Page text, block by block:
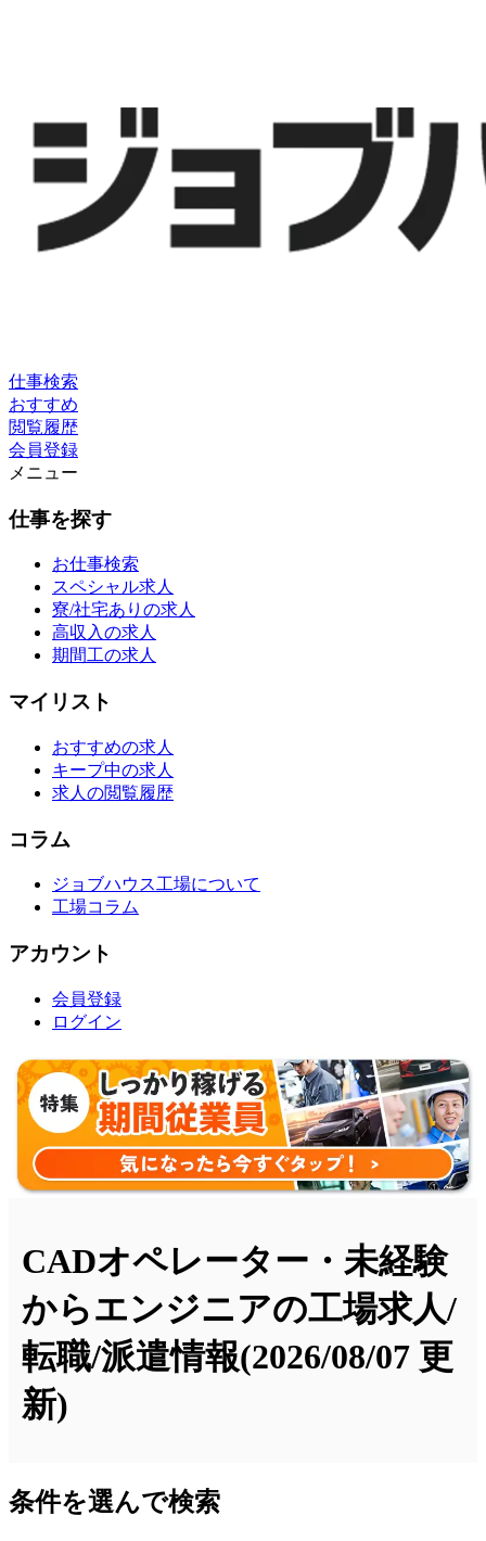
仕事検索
おすすめ
閲覧履歴
会員登録
メニュー
仕事を探す
お仕事検索
スペシャル求人
寮/社宅ありの求人
高収入の求人
期間工の求人
マイリスト
おすすめの求人
キープ中の求人
求人の閲覧履歴
コラム
ジョブハウス工場について
工場コラム
アカウント
会員登録
ログイン
CADオペレーター・未経験
からエンジニアの工場求人/
転職/派遣情報(2026/08/07 更
新)
条件を選んで検索